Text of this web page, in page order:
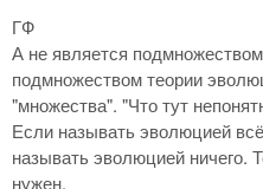
ГФ
А не является
подмножеством теории
"множества". "Что тут
Если называть эволюцией
называть эволюцией ничего.
нужен.